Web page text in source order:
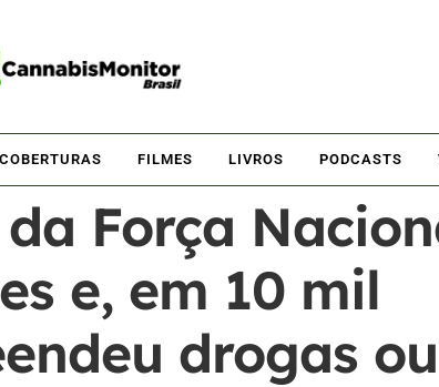
COBERTURAS FILMES LIVROS PODCASTS
Força
e, em 10 mil
drogas